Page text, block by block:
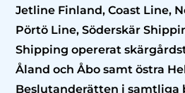
Jetline Finland, Coast Line,
Pörtö Line, Söderskär
Shipping opererat
Åland och Åbo samt östra
Beslutanderätten i samtliga